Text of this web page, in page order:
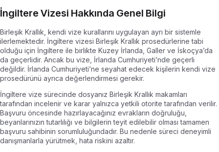
İngiltere Vizesi Hakkında Genel Bilgi
Birleşik Krallık, kendi vize kurallarını uygulayan ayrı bir sistemle
ilerlemektedir. İngiltere vizesi Birleşik Krallık prosedürlerine tabi
olduğu için İngiltere ile birlikte Kuzey İrlanda, Galler ve İskoçya’da
da geçerlidir. Ancak bu vize, İrlanda Cumhuriyeti’nde geçerli
değildir. İrlanda Cumhuriyeti’ne seyahat edecek kişilerin kendi vize
prosedürünü ayrıca değerlendirmesi gerekir.
İngiltere vize sürecinde dosyanız Birleşik Krallık makamları
tarafından incelenir ve karar yalnızca yetkili otorite tarafından verilir.
Başvuru öncesinde hazırlayacağınız evrakların doğruluğu,
beyanlarınızın tutarlılığı ve bilgilerin teyit edilebilir olması tamamen
başvuru sahibinin sorumluluğundadır. Bu nedenle süreci deneyimli
danışmanlarla yürütmek, hata riskini azaltır.